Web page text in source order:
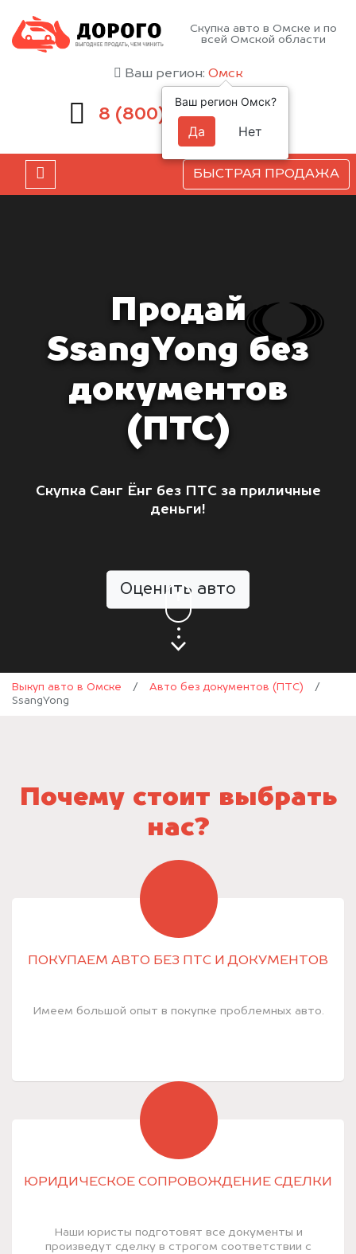
Скупка авто в Омске и по
всей Омской области
Ваш регион: Омск
8 (800) 551-81-15
БЫСТРАЯ ПРОДАЖА
Продай
SsangYong без
документов
(ПТС)
Скупка Санг Ёнг без ПТС за приличные
деньги!
Оценить авто
Выкуп авто в Омске / Авто без документов (ПТС)
/
SsangYong
Почему стоит выбрать
нас?
ПОКУПАЕМ АВТО БЕЗ ПТС И ДОКУМЕНТОВ
Имеем большой опыт в покупке проблемных авто.
ЮРИДИЧЕСКОЕ СОПРОВОЖДЕНИЕ СДЕЛКИ
Наши юристы подготовят все документы и
произведут сделку в строгом соответствии с
Ваш регион Омск?
Да Нет